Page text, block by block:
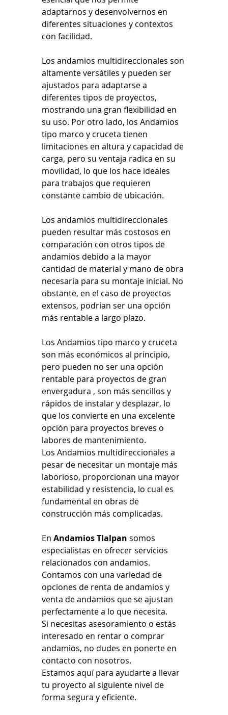
adaptarnos y desenvolvernos en
diferentes situaciones y contextos
con facilidad.
Los andamios multidireccionales son
altamente versátiles y pueden ser
ajustados para adaptarse a
diferentes tipos de proyectos,
mostrando una gran flexibilidad en
su uso. Por otro lado, los Andamios
tipo marco y cruceta tienen
limitaciones en altura y capacidad de
carga, pero su ventaja radica en su
movilidad, lo que los hace ideales
para trabajos que requieren
constante cambio de ubicación.
Los andamios multidireccionales
pueden resultar más costosos en
comparación con otros tipos de
andamios debido a la mayor
cantidad de material y mano de obra
necesaria para su montaje inicial. No
obstante, en el caso de proyectos
extensos, podrían ser una opción
más rentable a largo plazo.
Los Andamios tipo marco y cruceta
son más económicos al principio,
pero pueden no ser una opción
rentable para proyectos de gran
envergadura , son más sencillos y
rápidos de instalar y desplazar, lo
que los convierte en una excelente
opción para proyectos breves o
labores de mantenimiento.
Los Andamios multidireccionales a
pesar de necesitar un montaje más
laborioso, proporcionan una mayor
estabilidad y resistencia, lo cual es
fundamental en obras de
construcción más complicadas.
En Andamios Tlalpan somos
especialistas en ofrecer servicios
relacionados con andamios.
Contamos con una variedad de
opciones de renta de andamios y
venta de andamios que se ajustan
perfectamente a lo que necesita.
Si necesitas asesoramiento o estás
interesado en rentar o comprar
andamios, no dudes en ponerte en
contacto con nosotros.
Estamos aquí para ayudarte a llevar
tu proyecto al siguiente nivel de
forma segura y eficiente.